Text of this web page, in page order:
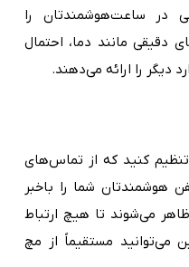
در ساعت‌هوشمندتان را
دقیقی مانند دما، احتمال
کنید که از تماس‌های
هوشمندتان شما را باخبر
می‌شوند تا هیچ ارتباط
مستقیماً از مچ